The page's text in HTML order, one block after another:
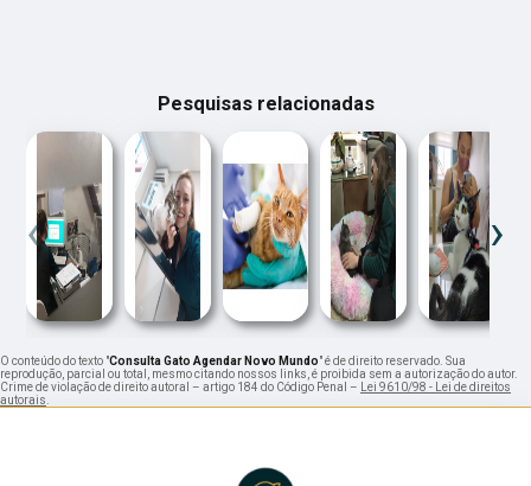
Pesquisas relacionadas
‹ ›
O conteúdo do texto "Consulta Gato Agendar Novo Mundo" é de direito reservado. Sua
reprodução, parcial ou total, mesmo citando nossos links, é proibida sem a autorização do autor.
Crime de violação de direito autoral – artigo 184 do Código Penal –
Lei 9610/98 - Lei de direitos
autorais